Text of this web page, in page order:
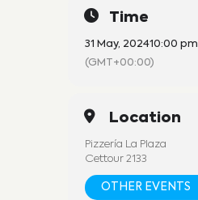
Time
31 May, 202410:00 pm
(GMT+00:00)
Location
Pizzería La Plaza
Cettour 2133
OTHER EVENTS